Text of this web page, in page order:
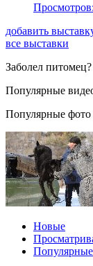
добавить
все выставки
Заболел питомец?
Популярные
Популярные фото
Новые
Популярные